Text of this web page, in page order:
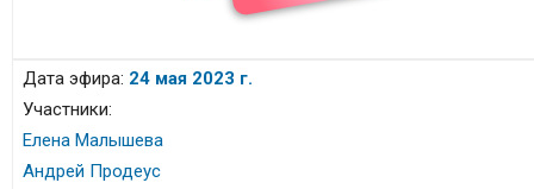
Дата эфира: 24 мая 2023 г.
Участники:
Елена Малышева
Андрей Продеус